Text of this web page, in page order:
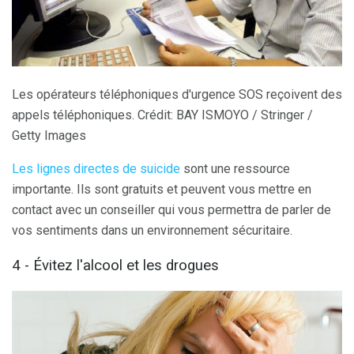
Les opérateurs téléphoniques d'urgence SOS reçoivent des
appels téléphoniques. Crédit: BAY ISMOYO / Stringer /
Getty Images
Les lignes directes de suicide sont une ressource
importante. Ils sont gratuits et peuvent vous mettre en
contact avec un conseiller qui vous permettra de parler de
vos sentiments dans un environnement sécuritaire.
4 - Évitez l'alcool et les drogues